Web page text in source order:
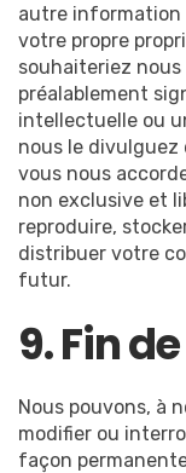
autre information
votre propre
souhaiteriez
préalablement
intellectuelle ou
nous le divulguez
vous nous
non exclusive et
reproduire,
distribuer votre
futur.
9. Fin
Nous pouvons, à
modifier ou
façon